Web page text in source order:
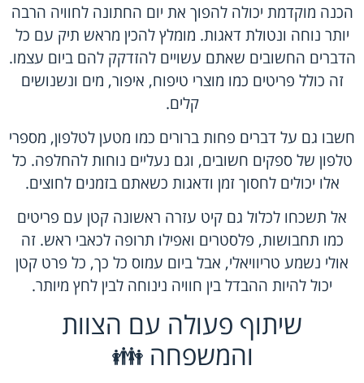
הכנה מוקדמת יכולה להפוך את יום החתונה לחוויה הרבה
יותר נוחה ונטולת דאגות. מומלץ להכין מראש תיק עם כל
הדברים החשובים שאתם עשויים להזדקק להם ביום עצמו.
זה כולל פריטים כמו מוצרי טיפוח, איפור, מים ונשנושים
קלים.
חשבו גם על דברים פחות ברורים כמו מטען לטלפון, מספרי
טלפון של ספקים חשובים, וגם נעליים נוחות להחלפה. כל
אלו יכולים לחסוך זמן ודאגות כשאתם בזמנים לחוצים.
אל תשכחו לכלול גם קיט עזרה ראשונה קטן עם פריטים
כמו תחבושות, פלסטרים ואפילו תרופה לכאבי ראש. זה
אולי נשמע טריוויאלי, אבל ביום עמוס כל כך, כל פרט קטן
יכול להיות ההבדל בין חוויה נינוחה לבין לחץ מיותר.
שיתוף פעולה עם הצוות
והמשפחה 👪